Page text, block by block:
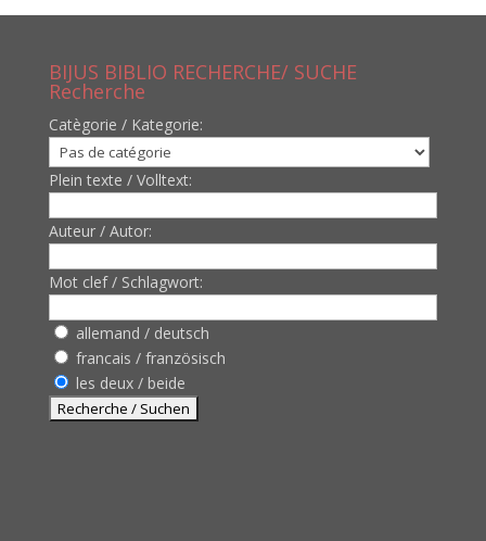
BIJUS BIBLIO RECHERCHE/ SUCHE
Recherche
Catègorie / Kategorie:
Plein texte / Volltext:
Auteur / Autor:
Mot clef / Schlagwort:
allemand / deutsch
francais / französisch
les deux / beide